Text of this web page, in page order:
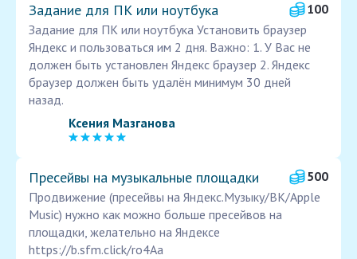
Задание для ПК или ноутбука
100
Задание для ПК или ноутбука Установить браузер
Яндекс и пользоваться им 2 дня. Важно: 1. У Вас не
должен быть установлен Яндекс браузер 2. Яндекс
браузер должен быть удалён минимум 30 дней
назад.
Ксения Мазганова
Пресейвы на музыкальные площадки
500
Продвижение (пресейвы на Яндекс.Музыку/ВК/Apple
Music) нужно как можно больше пресейвов на
площадки, желательно на Яндексе
https://b.sfm.click/ro4Aa